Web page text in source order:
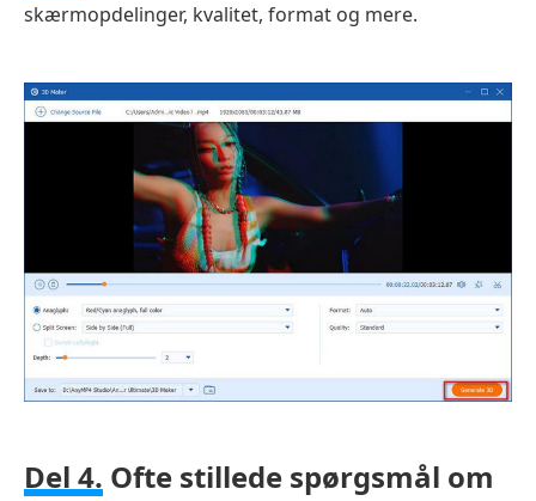
skærmopdelinger, kvalitet, format og mere.
Del 4. Ofte stillede spørgsmål om